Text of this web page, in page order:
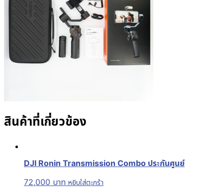
สินค้าที่เกี่ยวข้อง
DJI Ronin Transmission Combo ประกันศูนย์
72,000 บาท หยิบใส่ตะกร้า